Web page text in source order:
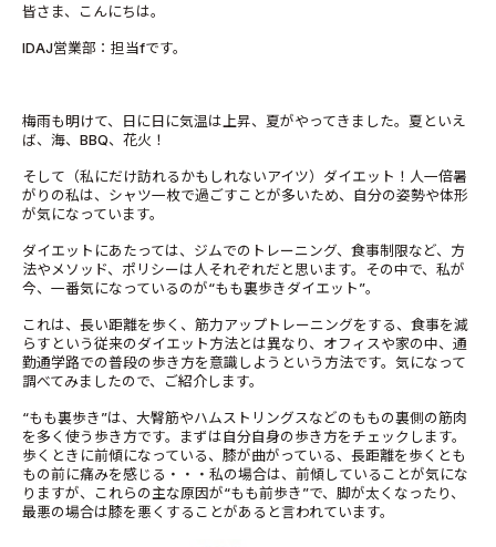
皆さま、こんにちは。
IDAJ営業部：担当fです。
梅雨も明けて、日に日に気温は上昇、夏がやってきました。夏といえ
ば、海、BBQ、花火！
そして（私にだけ訪れるかもしれないアイツ）ダイエット！人一倍暑
がりの私は、シャツ一枚で過ごすことが多いため、自分の姿勢や体形
が気になっています。
ダイエットにあたっては、ジムでのトレーニング、食事制限など、方
法やメソッド、ポリシーは人それぞれだと思います。その中で、私が
今、一番気になっているのが“もも裏歩きダイエット”。
これは、長い距離を歩く、筋力アップトレーニングをする、食事を減
らすという従来のダイエット方法とは異なり、オフィスや家の中、通
勤通学路での普段の歩き方を意識しようという方法です。気になって
調べてみましたので、ご紹介します。
“もも裏歩き”は、大臀筋やハムストリングスなどのももの裏側の筋肉
を多く使う歩き方です。まずは自分自身の歩き方をチェックします。
歩くときに前傾になっている、膝が曲がっている、長距離を歩くとも
もの前に痛みを感じる・・・私の場合は、前傾していることが気にな
りますが、これらの主な原因が“もも前歩き”で、脚が太くなったり、
最悪の場合は膝を悪くすることがあると言われています。